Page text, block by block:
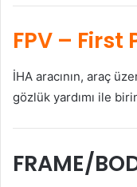
FPV – First
İHA aracının, araç
gözlük yardımı ile
FRAME/